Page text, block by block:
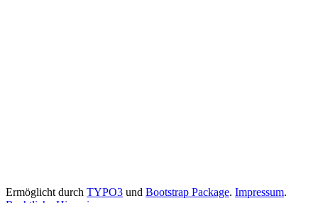
Ermöglicht durch TYPO3 und Bootstrap Package. Impressum.